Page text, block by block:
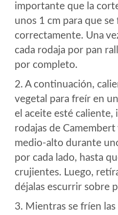
importante que la
unos 1 cm para que se
correctamente. Una
cada rodaja por pan
por completo.
2. A continuación,
vegetal para freír en
el aceite esté caliente,
rodajas de
medio-alto durante
por cada lado, hasta
crujientes. Luego,
déjalas escurrir sobre
3. Mientras se fríen las